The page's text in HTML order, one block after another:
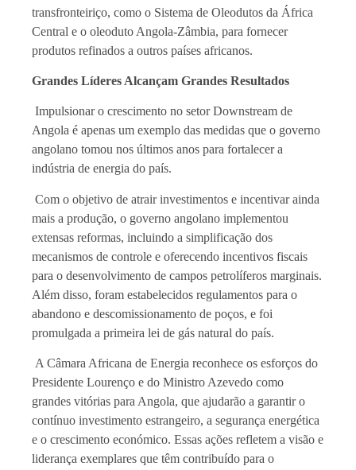
transfronteiriço, como o Sistema de Oleodutos da África
Central e o oleoduto Angola-Zâmbia, para fornecer
produtos refinados a outros países africanos.
Grandes Líderes Alcançam Grandes Resultados
Impulsionar o crescimento no setor Downstream de
Angola é apenas um exemplo das medidas que o governo
angolano tomou nos últimos anos para fortalecer a
indústria de energia do país.
Com o objetivo de atrair investimentos e incentivar ainda
mais a produção, o governo angolano implementou
extensas reformas, incluindo a simplificação dos
mecanismos de controle e oferecendo incentivos fiscais
para o desenvolvimento de campos petrolíferos marginais.
Além disso, foram estabelecidos regulamentos para o
abandono e descomissionamento de poços, e foi
promulgada a primeira lei de gás natural do país.
A Câmara Africana de Energia reconhece os esforços do
Presidente Lourenço e do Ministro Azevedo como
grandes vitórias para Angola, que ajudarão a garantir o
contínuo investimento estrangeiro, a segurança energética
e o crescimento económico. Essas ações refletem a visão e
liderança exemplares que têm contribuído para o